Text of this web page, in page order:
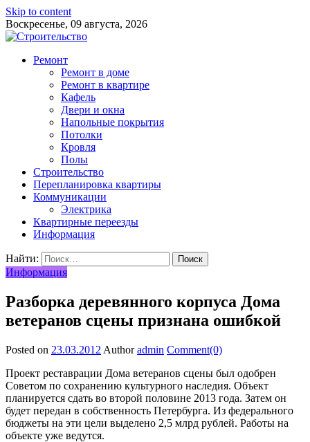
Skip to content
Воскресенье, 09 августа, 2026
Ремонт
Ремонт в доме
Ремонт в квартире
Кафель
Двери и окна
Напольные покрытия
Потолки
Кровля
Полы
Строительство
Перепланировка квартиры
Коммуникации
Электрика
Квартирные переезды
Информация
Найти:
Информация
Разборка деревянного корпуса Дома
ветеранов сцены признана ошибкой
Posted on 23.03.2012 Author admin Comment(0)
Проект реставрации Дома ветеранов сцены был одобрен
Советом по сохранению культурного наследия. Объект
планируется сдать во второй половине 2013 года. Затем он
будет передан в собственность Петербурга. Из федерального
бюджеты на эти цели выделено 2,5 млрд рублей. Работы на
объекте уже ведутся.